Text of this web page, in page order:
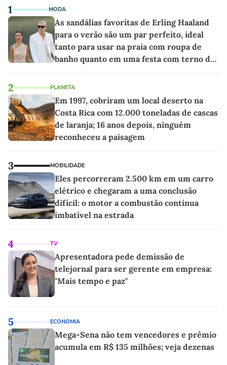
1 MODA
As sandálias favoritas de Erling Haaland
para o verão são um par perfeito, ideal
tanto para usar na praia com roupa de
banho quanto em uma festa com terno de
2 PLANETA
Em 1997, cobriram um local deserto na
Costa Rica com 12.000 toneladas de cascas
de laranja; 16 anos depois, ninguém
reconheceu a paisagem
3 MOBILIDADE
Eles percorreram 2.500 km em um carro
elétrico e chegaram a uma conclusão
difícil: o motor a combustão continua
imbatível na estrada
4 TV
Apresentadora pede demissão de
telejornal para ser gerente em empresa:
"Mais tempo e paz"
5 ECONOMIA
Mega-Sena não tem vencedores e prêmio
acumula em R$ 135 milhões; veja dezenas